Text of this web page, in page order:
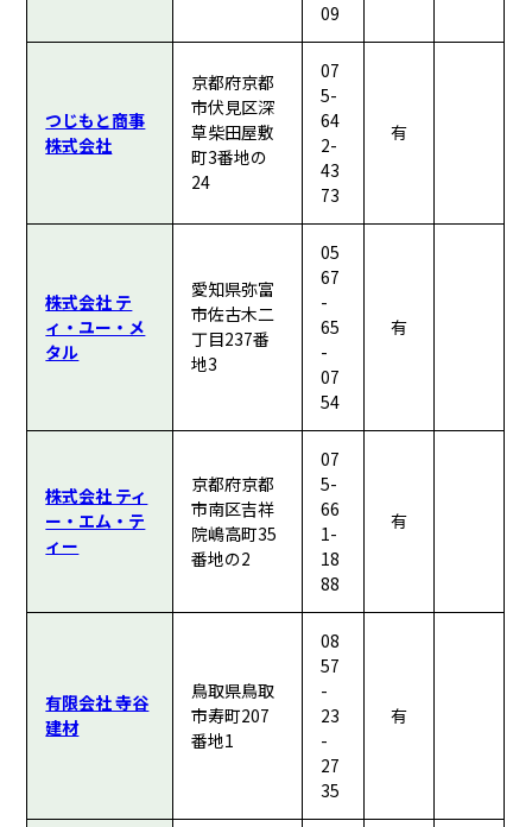
09
つじもと商事
株式会社
京都府京都
市伏見区深
草柴田屋敷
町3番地の
24
07
5-
64
2-
43
73
有
株式会社 テ
ィ・ユー・メ
タル
愛知県弥富
市佐古木二
丁目237番
地3
05
67
-
65
-
07
54
有
株式会社 ティ
ー・エム・テ
ィー
京都府京都
市南区吉祥
院嶋高町35
番地の2
07
5-
66
1-
18
88
有
有限会社 寺谷
建材
鳥取県鳥取
市寿町207
番地1
08
57
-
23
-
27
35
有